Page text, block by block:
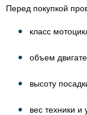
Перед покупкой
класс
объем
высоту
вес техники и